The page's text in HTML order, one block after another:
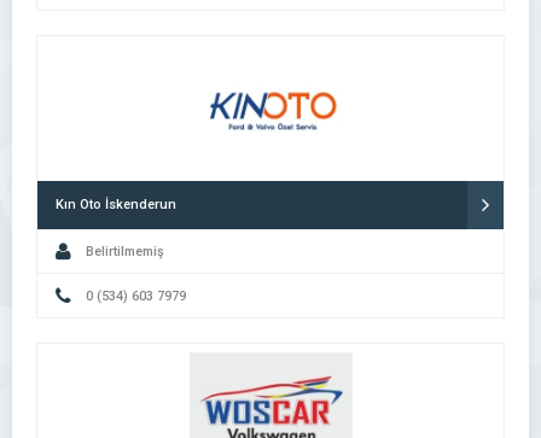
Kın Oto İskenderun
Belirtilmemiş
0 (534) 603 7979